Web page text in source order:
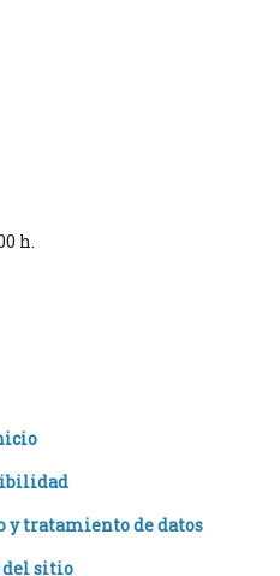
h.
y tratamiento de datos
del sitio